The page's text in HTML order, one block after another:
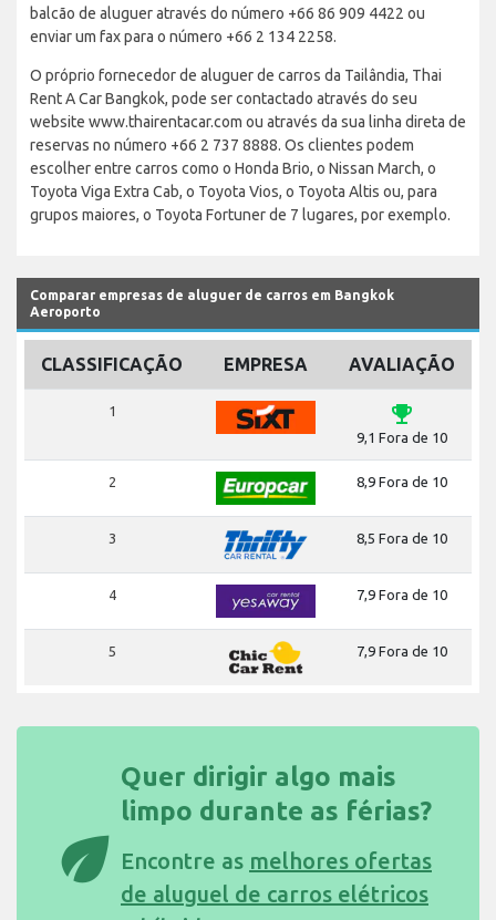
balcão de aluguer através do número +66 86 909 4422 ou
enviar um fax para o número +66 2 134 2258.
O próprio fornecedor de aluguer de carros da Tailândia, Thai
Rent A Car Bangkok, pode ser contactado através do seu
website www.thairentacar.com ou através da sua linha direta de
reservas no número +66 2 737 8888. Os clientes podem
escolher entre carros como o Honda Brio, o Nissan March, o
Toyota Viga Extra Cab, o Toyota Vios, o Toyota Altis ou, para
grupos maiores, o Toyota Fortuner de 7 lugares, por exemplo.
Comparar empresas de aluguer de carros em Bangkok
Aeroporto
CLASSIFICAÇÃO EMPRESA AVALIAÇÃO
1 emoji_events
9,1 Fora de 10
2 8,9 Fora de 10
3 8,5 Fora de 10
4 7,9 Fora de 10
5 7,9 Fora de 10
eco
Quer dirigir algo mais
limpo durante as férias?
Encontre as melhores ofertas
de aluguel de carros elétricos